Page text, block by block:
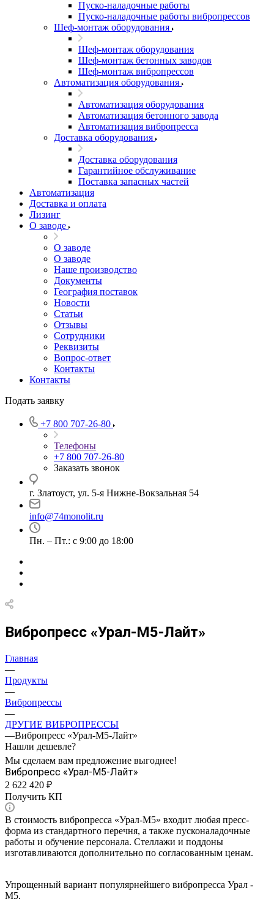
Пуско-наладочные работы
Пуско-наладочные работы вибропрессов
Шеф-монтаж оборудования
Шеф-монтаж оборудования
Шеф-монтаж бетонных заводов
Шеф-монтаж вибропрессов
Автоматизация оборудования
Автоматизация оборудования
Автоматизация бетонного завода
Автоматизация вибропресса
Доставка оборудования
Доставка оборудования
Гарантийное обслуживание
Поставка запасных частей
Автоматизация
Доставка и оплата
Лизинг
О заводе
О заводе
О заводе
Наше производство
Документы
География поставок
Новости
Статьи
Отзывы
Сотрудники
Реквизиты
Вопрос-ответ
Контакты
Контакты
Подать заявку
+7 800 707-26-80
Телефоны
+7 800 707-26-80
Заказать звонок
г. Златоуст, ул. 5-я Нижне-Вокзальная 54
info@74monolit.ru
Пн. – Пт.: с 9:00 до 18:00
Вибропресс «Урал-М5-Лайт»
Главная
—
Продукты
—
Вибропрессы
—
ДРУГИЕ ВИБРОПРЕССЫ
—Вибропресс «Урал-М5-Лайт»
Нашли дешевле?
Мы сделаем вам предложение выгоднее!
Вибропресс «Урал-М5-Лайт»
2 622 420 ₽
Получить КП
В стоимость вибропресса «Урал-М5» входит любая пресс-
форма из стандартного перечня, а также пусконаладочные
работы и обучение персонала. Стеллажи и поддоны
изготавливаются дополнительно по согласованным ценам.
Упрощенный вариант популярнейшего вибропресса Урал -
М5.